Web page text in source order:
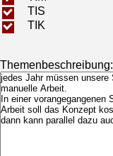
TIS
TIK
Themenbeschreibung: